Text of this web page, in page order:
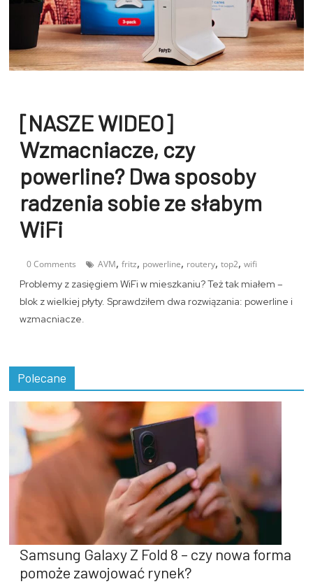
[NASZE WIDEO]
Wzmacniacze, czy
powerline? Dwa sposoby
radzenia sobie ze słabym
WiFi
0 Comments AVM,fritz, powerline, routery,top2,wifi
Problemy z zasięgiem WiFi w mieszkaniu? Też tak miałem –
blok z wielkiej płyty. Sprawdziłem dwa rozwiązania: powerline i
wzmacniacze.
Polecane
Samsung Galaxy Z Fold 8 – czy nowa forma
pomoże zawojować rynek?